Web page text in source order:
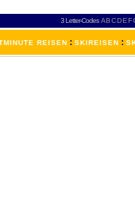
3 Letter-Codes ABCDEF
REISEN : SKIREISEN :